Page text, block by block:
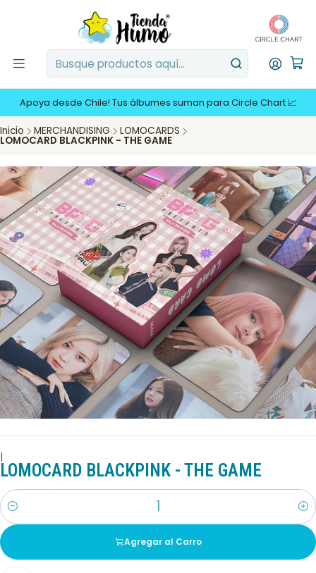
Apoya desde Chile! Tus álbumes suman para Circle Chart 📈
Inicio MERCHANDISING LOMOCARDS
LOMOCARD BLACKPINK - THE GAME
LOMOCARD BLACKPINK - THE GAME
Cantidad
Agregar al Carro